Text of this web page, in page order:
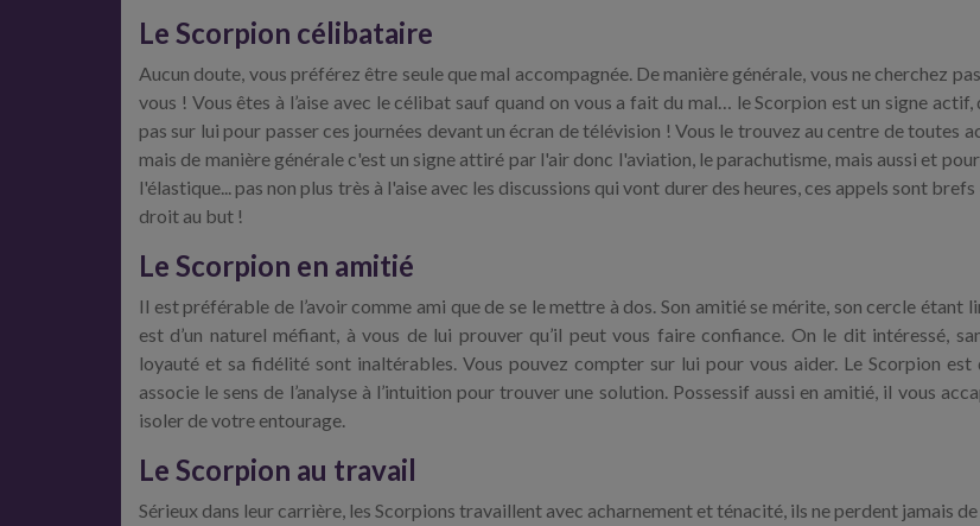
Le Scorpion célibataire
Aucun doute, vous préférez être seule que mal accompagnée. De manière générale, vous ne cherchez
vous ! Vous êtes à l’aise avec le célibat sauf quand on vous a fait du mal… le Scorpion est un signe
pas sur lui pour passer ces journées devant un écran de télévision ! Vous le trouvez au centre de toutes
mais de manière générale c'est un signe attiré par l'air donc l'aviation, le parachutisme, mais aussi et
l'élastique... pas non plus très à l'aise avec les discussions qui vont durer des heures, ces appels sont
droit au but !
Le Scorpion en amitié
Il est préférable de l’avoir comme ami que de se le mettre à dos. Son amitié se mérite, son cercle étant
est d’un naturel méfiant, à vous de lui prouver qu’il peut vous faire confiance. On le dit intéressé,
loyauté et sa fidélité sont inaltérables. Vous pouvez compter sur lui pour vous aider. Le Scorpion est
associe le sens de l’analyse à l’intuition pour trouver une solution. Possessif aussi en amitié, il vous
isoler de votre entourage.
Le Scorpion au travail
Sérieux dans leur carrière, les Scorpions travaillent avec acharnement et ténacité, ils ne perdent jamais